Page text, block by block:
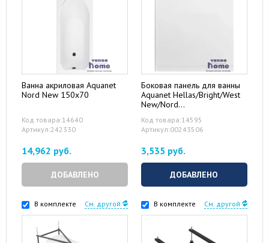
Ванна акриловая Aquanet
Nord New 150x70
Код товара:14640
Артикул:242330
14,962 руб.
ДОБАВЛЕНО
Боковая панель для ванны
Aquanet Hellas/Bright/West
New/Nord
70
Код товара:14595
Артикул:00243506
3,535 руб.
ДОБАВЛЕНО
В комплекте См. другой В комплекте См. другой